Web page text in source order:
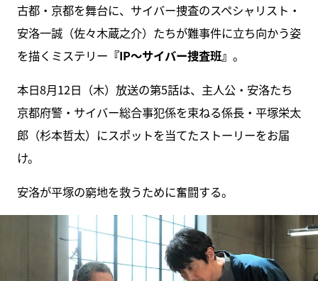
古都・京都を舞台に、サイバー捜査のスペシャリスト・
安洛一誠（佐々木蔵之介）たちが難事件に立ち向かう姿
を描くミステリー 『IP～サイバー捜査班』 。
本日8月12日（木）放送の第5話は、主人公・安洛たち
京都府警・サイバー総合事犯係を束ねる係長・平塚栄太
郎（杉本哲太）にスポットを当てたストーリーをお届
け。
安洛が平塚の窮地を救うために奮闘する。